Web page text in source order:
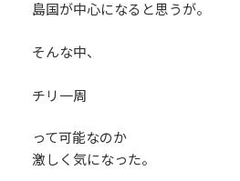
島国が中心になると思うが。
そんな中、
チリ一周
って可能なのか
激しく気になった。